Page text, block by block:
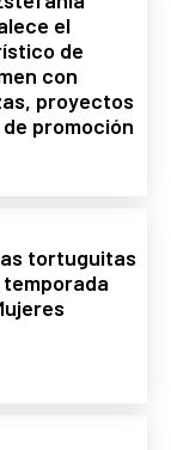
el
de
con
proyectos
promoción
tortuguitas